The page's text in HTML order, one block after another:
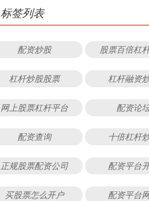
标签列表
配资炒股 股票百倍杠
杠杆炒股股票 杠杆融资
网上股票杠杆平台 配资论
配资查询 十倍杠杆
正规股票配资公司 配资平台
买股票怎么开户 配资平台